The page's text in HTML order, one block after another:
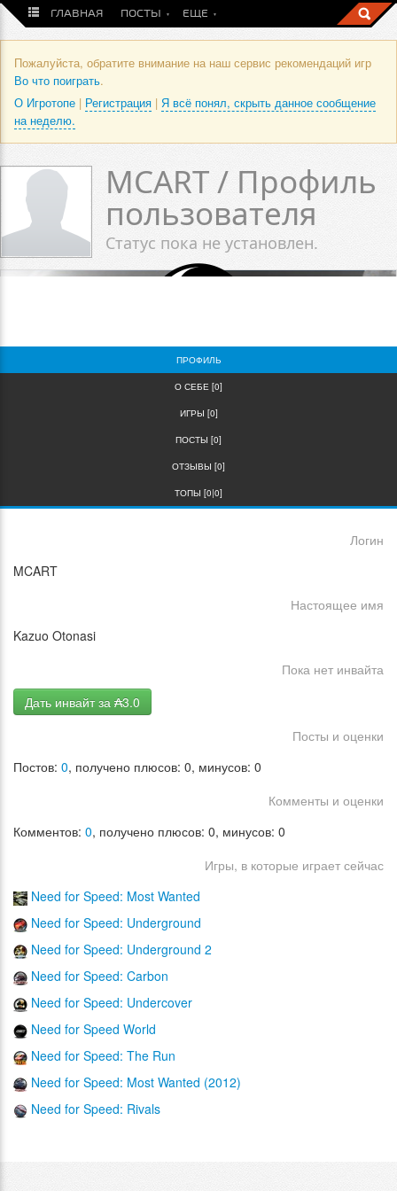
ГЛАВНАЯ ПОСТЫ ЕЩЕ
Пожалуйста, обратите внимание на наш сервис рекомендаций игр
Во что поиграть.
О Игротопе | Регистрация | Я всё понял, скрыть данное сообщение
на неделю.
MCART / Профиль
пользователя
Статус пока не установлен.
ПРОФИЛЬ
О СЕБЕ [0]
ИГРЫ [0]
ПОСТЫ [0]
ОТЗЫВЫ [0]
ТОПЫ [0|0]
Логин
MCART
Настоящее имя
Kazuo Otonasi
Пока нет инвайта
Дать инвайт за ₳3.0
Посты и оценки
Постов: 0, получено плюсов: 0, минусов: 0
Комменты и оценки
Комментов: 0, получено плюсов: 0, минусов: 0
Игры, в которые играет сейчас
Need for Speed: Most Wanted
Need for Speed: Underground
Need for Speed: Underground 2
Need for Speed: Carbon
Need for Speed: Undercover
Need for Speed World
Need for Speed: The Run
Need for Speed: Most Wanted (2012)
Need for Speed: Rivals